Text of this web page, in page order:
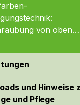
von oben…
und Hinweise
und Pflege